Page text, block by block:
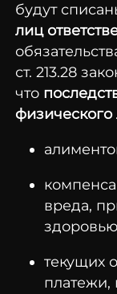
будут
лиц
ст. 213.28
что
физического
вреда,
текущих
платежи,